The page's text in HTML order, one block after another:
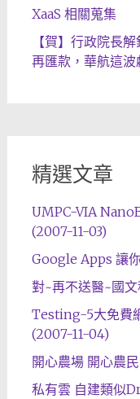
XaaS 相關蒐集
【賀】行政院長
再匯款，華航這波
精選文章
UMPC-VIA
(2007-11-03)
Google Apps 讓
對~再不送醫~國
Testing-5大免費
(2007-11-04)
開心農場 開心農
私有雲 自建類似